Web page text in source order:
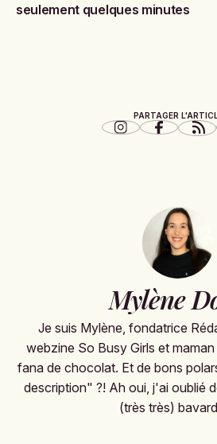
seulement quelques minutes
PARTAGER
Mylène
Je suis Mylène, fondatrice
webzine So Busy Girls et
fana de chocolat. Et de bons
description" ?! Ah oui, j'ai oublié
(très très)